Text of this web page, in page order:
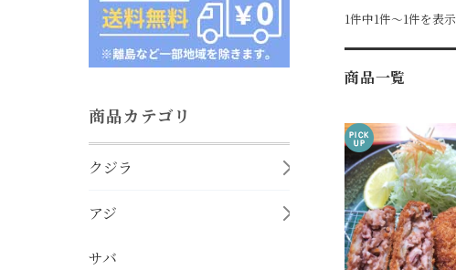
1件中1件～1件を表示
商品一覧
商品カテゴリ
クジラ
アジ
サバ